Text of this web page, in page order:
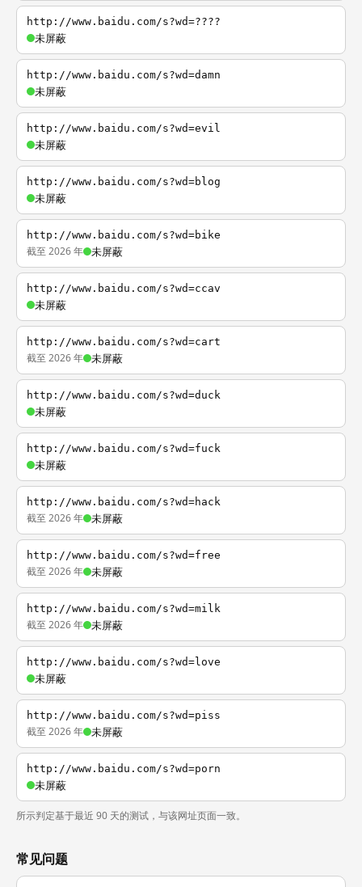
http://www.baidu.com/s?wd=????
未屏蔽
http://www.baidu.com/s?wd=damn
未屏蔽
http://www.baidu.com/s?wd=evil
未屏蔽
http://www.baidu.com/s?wd=blog
未屏蔽
http://www.baidu.com/s?wd=bike
截至 2026 年 未屏蔽
http://www.baidu.com/s?wd=ccav
未屏蔽
http://www.baidu.com/s?wd=cart
截至 2026 年 未屏蔽
http://www.baidu.com/s?wd=duck
未屏蔽
http://www.baidu.com/s?wd=fuck
未屏蔽
http://www.baidu.com/s?wd=hack
截至 2026 年 未屏蔽
http://www.baidu.com/s?wd=free
截至 2026 年 未屏蔽
http://www.baidu.com/s?wd=milk
截至 2026 年 未屏蔽
http://www.baidu.com/s?wd=love
未屏蔽
http://www.baidu.com/s?wd=piss
截至 2026 年 未屏蔽
http://www.baidu.com/s?wd=porn
未屏蔽
所示判定基于最近 90 天的测试，与该网址页面一致。
常见问题